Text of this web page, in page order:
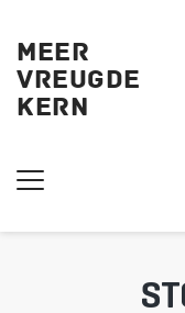
MEER
VREUGDE
KERN